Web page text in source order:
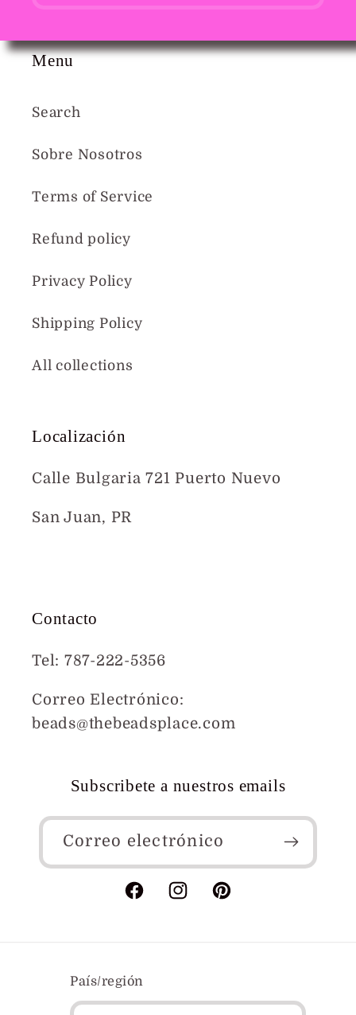
Menu
Search
Sobre Nosotros
Terms of Service
Refund policy
Privacy Policy
Shipping Policy
All collections
Localización
Calle Bulgaria 721 Puerto Nuevo
San Juan, PR
Contacto
Tel: 787-222-5356
Correo Electrónico:
beads@thebeadsplace.com
Subscribete a nuestros emails
Correo electrónico
FacebookInstagramPinterest
País/región